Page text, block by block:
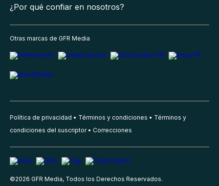
¿Por qué confiar en nosotros?
Otras marcas de GFR Media
Política de privacidad Términos y condiciones
Términos y
condiciones del suscriptor
Correcciones
©2026 GFR Media, Todos los Derechos Reservados.